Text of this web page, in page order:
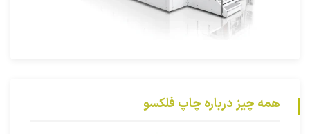
همه چیز درباره چاپ فلکسو